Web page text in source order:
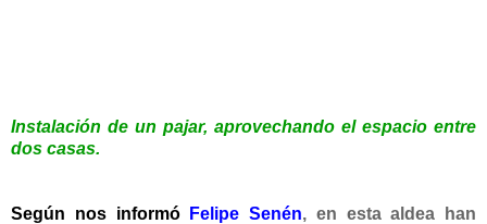
Instalación de un pajar, aprovechando el espacio entre
dos casas.
Según nos informó Felipe Senén, en esta aldea han